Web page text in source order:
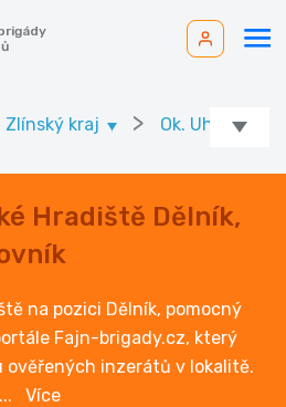
Zlínský kraj > Ok. Uherské
Hradiště Dělník,
na pozici Dělník, pomocný
Fajn-brigady.cz, který
ověřených inzerátů v lokalitě.
... Více